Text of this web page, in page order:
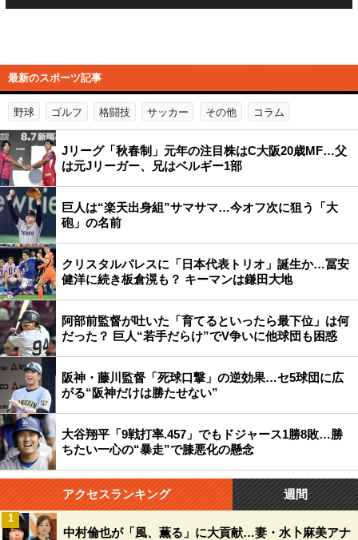
最新のスポーツ記事
野球 ゴルフ 格闘技 サッカー その他 コラム
Jリーグ「秋春制」元年の注目株はC大阪20歳MF…父
は元Jリーガー、兄はベルギー1部
巨人は“楽天出身組”サマサマ…今オフ次に狙う「大
砲」の名前
クリスタルパレスに「日本代表トリオ」誕生か…冨安
健洋に続き板倉滉も？ キーマンは鎌田大地
阿部前監督が吐いた「育てるといったら最下位」は何
だった？ 巨人“若手だらけ”でV争いに他球団も困惑
阪神・藤川監督「死球口撃」の逆効果…セ5球団に広
がる“阪神だけは勝たせない”
大谷翔平「9戦打率.457」でもドジャース1勝8敗…勝
ちたい一心の“暴走”で膝悪化の懸念
アクセスランキング 週間
中村倫也が「風、薫る」に大貢献…妻・水卜麻美アナ
1